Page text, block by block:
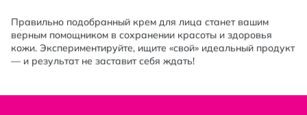
Правильно подобранный крем для лица станет вашим
верным помощником в сохранении красоты и здоровья
кожи. Экспериментируйте, ищите «свой» идеальный продукт
— и результат не заставит себя ждать!